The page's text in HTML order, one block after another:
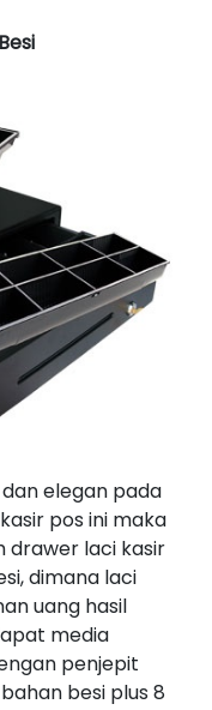
elegan pada
pos ini maka
drawer laci kasir
dimana laci
uang hasil
media
penjepit
besi plus 8